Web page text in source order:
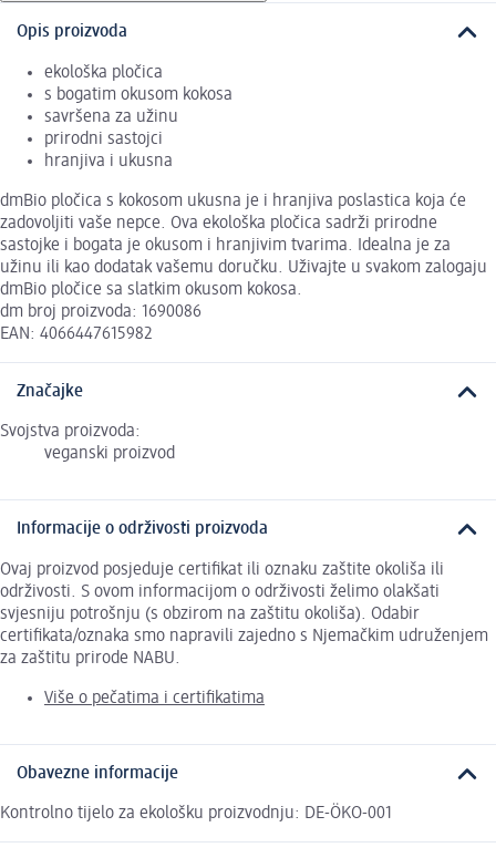
Opis proizvoda
ekološka pločica
s bogatim okusom kokosa
savršena za užinu
prirodni sastojci
hranjiva i ukusna
dmBio pločica s kokosom ukusna je i hranjiva poslastica koja će
zadovoljiti vaše nepce. Ova ekološka pločica sadrži prirodne
sastojke i bogata je okusom i hranjivim tvarima. Idealna je za
užinu ili kao dodatak vašemu doručku. Uživajte u svakom zalogaju
dmBio pločice sa slatkim okusom kokosa.
dm broj proizvoda: 1690086
EAN: 4066447615982
Značajke
Svojstva proizvoda:
veganski proizvod
Informacije o održivosti proizvoda
Ovaj proizvod posjeduje certifikat ili oznaku zaštite okoliša ili
održivosti. S ovom informacijom o održivosti želimo olakšati
svjesniju potrošnju (s obzirom na zaštitu okoliša). Odabir
certifikata/oznaka smo napravili zajedno s Njemačkim udruženjem
za zaštitu prirode NABU.
Više o pečatima i certifikatima
Obavezne informacije
Kontrolno tijelo za ekološku proizvodnju: DE-ÖKO-001